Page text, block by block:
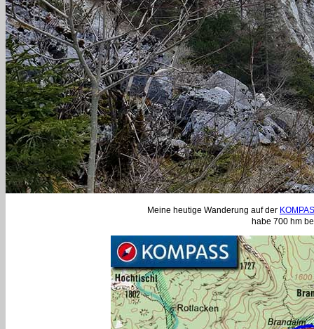
Meine heutige Wanderung auf der
habe 700 hm